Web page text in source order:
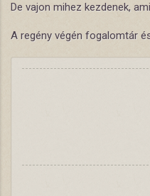
De vajon mihez kezdenek,
A regény végén fogalomtár